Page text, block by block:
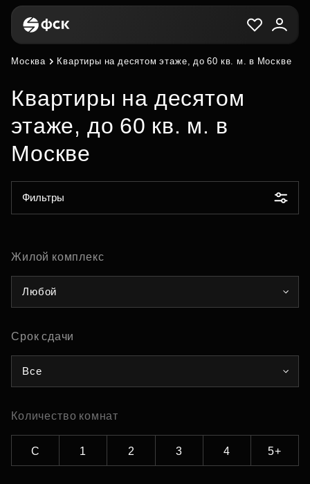
Москва Квартиры на десятом этаже, до 60 кв. м. в Москве
Квартиры на десятом
этаже, до 60 кв. м. в
Москве
Фильтры
Жилой комплекс
Любой
Срок сдачи
Все
Количество комнат
С 1 2 3 4 5+